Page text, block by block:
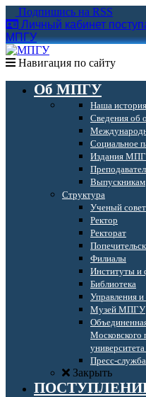
Подпишись на RSS
Личный кабинет
МПГУ
Навигация по сайту
Об МПГУ
Наша история
Сведения об
Социальное
Издания
Выпускникам
Структура
Ученый совет
Ректор
Ректорат
Филиалы
Институты и
Библиотека
Управления
Музей МПГУ
Московского
Пресс-
Закрыть